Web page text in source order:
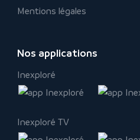
Mentions légales
Nos applications
Inexploré
Inexploré TV